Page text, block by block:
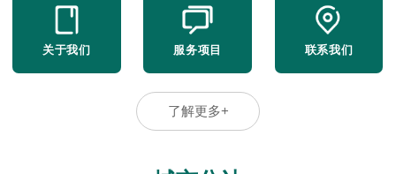
关于我们 服务项目 联系我们
了解更多+